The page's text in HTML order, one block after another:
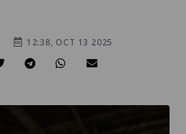
12:38, OCT 13 2025